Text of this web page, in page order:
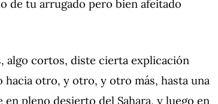
de tu arrugado pero bien afeitado
algo cortos, diste cierta explicación
otro, y otro, y otro más, hasta una
pleno desierto del Sahara, y luego en